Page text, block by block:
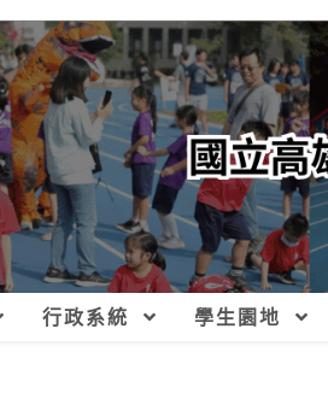
行政系統 學生園地